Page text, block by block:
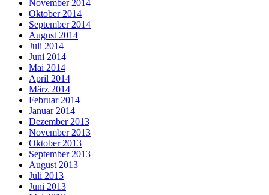
November 2014
Oktober 2014
September 2014
August 2014
Juli 2014
Juni 2014
Mai 2014
April 2014
März 2014
Februar 2014
Januar 2014
Dezember 2013
November 2013
Oktober 2013
September 2013
August 2013
Juli 2013
Juni 2013